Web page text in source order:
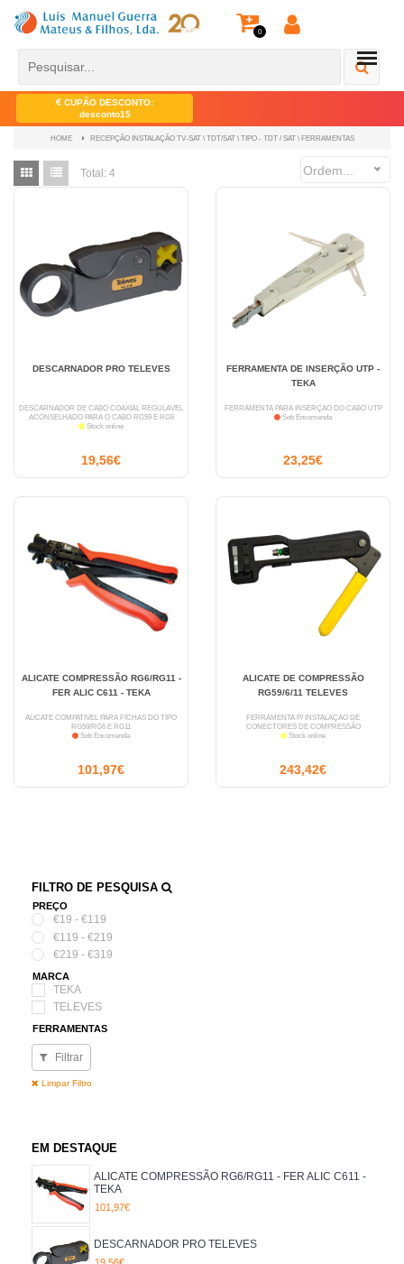
0
CUPÃO DESCONTO:
desconto15
HOME RECEPÇÃO INSTALAÇÃO TV-SAT \ TDT/SAT \ TIPO - TDT / SAT \ FERRAMENTAS
FILTRO DE PESQUISA
PREÇO
€19 - €119
€119 - €219
€219 - €319
MARCA
TEKA
TELEVES
FERRAMENTAS
ALICATE
DESCARNADOR
Filtrar
Limpar Filtro
EM DESTAQUE
ALICATE COMPRESSÃO RG6/RG11 - FER ALIC C611 -
TEKA
101,97€
DESCARNADOR PRO TELEVES
Total: 4 Ordem...
DESCARNADOR PRO TELEVES
DESCARNADOR DE CABO COAXIAL REGULÁVEL
ACONSELHADO PARA O CABO RG59 E RG6
Stock online
19,56€
FERRAMENTA DE INSERÇÃO UTP -
TEKA
FERRAMENTA PARA INSERÇÃO DO CABO UTP
Sob Encomenda
23,25€
ALICATE COMPRESSÃO RG6/RG11 -
FER ALIC C611 - TEKA
ALICATE COMPATÍVEL PARA FICHAS DO TIPO
RG59/RG6 E RG11
Sob Encomenda
101,97€
ALICATE DE COMPRESSÃO
RG59/6/11 TELEVES
FERRAMENTA P/ INSTALAÇÃO DE
CONECTORES DE COMPRESSÃO
Stock online
243,42€